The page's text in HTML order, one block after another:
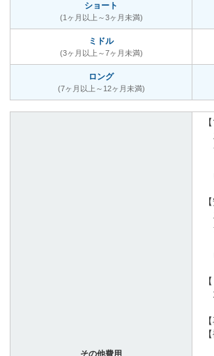
ショート
(1ヶ月以上～3ヶ月未満)
ミドル
(3ヶ月以上～7ヶ月未満)
ロング
(7ヶ月以上～12ヶ月未満)
その他費用